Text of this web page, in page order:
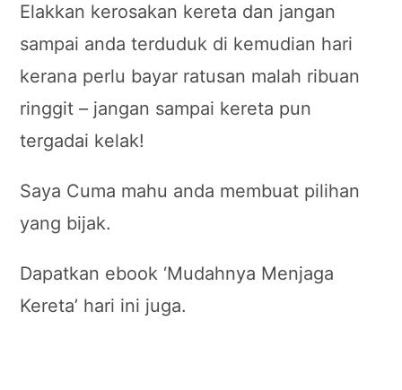
Elakkan kerosakan kereta dan jangan
sampai anda terduduk di kemudian hari
kerana perlu bayar ratusan malah ribuan
ringgit – jangan sampai kereta pun
tergadai kelak!
Saya Cuma mahu anda membuat pilihan
yang bijak.
Dapatkan ebook ‘Mudahnya Menjaga
Kereta’ hari ini juga.